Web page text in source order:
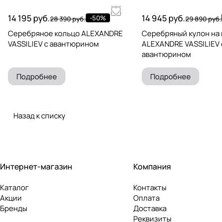
14 195 руб.28 390 руб. -50%
Серебряное кольцо ALEXANDRE
VASSILIEV с авантюрином
Подробнее
14 945 руб.29 890 руб.
Серебряный кулон на
ALEXANDRE VASSILIEV
авантюрином
Подробнее
Назад к списку
Интернет-магазин
Каталог
Акции
Бренды
Компания
Контакты
Оплата
Доставка
Реквизиты